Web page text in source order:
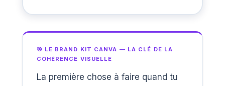
🎯 LE BRAND KIT CANVA — LA CLÉ DE LA
COHÉRENCE VISUELLE
La première chose à faire quand tu